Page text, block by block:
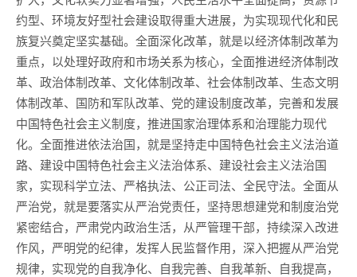
约型、环境友好型社会建设取得重大进展，为实现现代化和民
族复兴奠定坚实基础。全面深化改革，就是以经济体制改革为
重点，以处理好政府和市场关系为核心，全面推进经济体制改
革、政治体制改革、文化体制改革、社会体制改革、生态文明
体制改革、国防和军队改革、党的建设制度改革，完善和发展
中国特色社会主义制度，推进国家治理体系和治理能力现代
化。全面推进依法治国，就是坚持走中国特色社会主义法治道
路、建设中国特色社会主义法治体系、建设社会主义法治国
家，实现科学立法、严格执法、公正司法、全民守法。全面从
严治党，就是要落实从严治党责任，坚持思想建党和制度治党
紧密结合，严肃党内政治生活，从严管理干部，持续深入改进
作风，严明党的纪律，发挥人民监督作用，深入把握从严治党
规律，实现党的自我净化、自我完善、自我革新、自我提高，